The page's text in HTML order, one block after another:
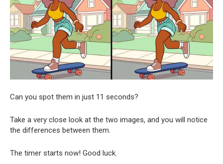
Can you spot them in just 11 seconds?
Take a very close look at the two images, and you will notice
the differences between them.
The timer starts now! Good luck.